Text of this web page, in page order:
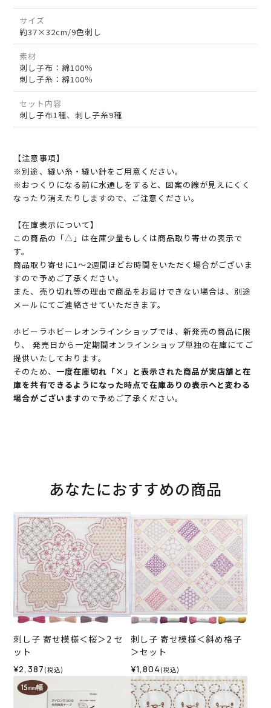
サイズ
約37×32cm/9色刺し
素材
刺し子布：綿100％
刺し子糸：綿100％
セット内容
刺し子布1種、刺し子糸9種
【注意事項】
※別途、縫い糸・縫い針をご用意ください。
※おつくりになる前に水通しをすると、図案の線が見えにくく
なったり消えたりしますので、ご注意ください。
【在庫表示について】
この商品の「△」は在庫少量もしくは商品取り寄せの表示で
す。
商品取り寄せに1～2週間ほどお時間をいただく場合がございま
すので予めご了承ください。
また、売り切れ等の理由で商品をお届けできない場合は、別途
メールにてご連絡させていただきます。
ホビーラホビーレオンラインショップでは、新発売の商品に限
り、 発売日から一定期間オンラインショップ単独の在庫にてご
提供いたしております。
そのため、 一度在庫切れ「×」と表示された商品が実店舗と在
庫を共有できるようになった時点で在庫ありの表示へと変わる
場合がございますので予めご了承ください。
あなたにおすすめの商品
刺し子 寄せ模様＜桜＞2 セ
ット
¥2,387 (税込)
刺し子 寄せ模様＜斜め格子
＞セット
¥1,804 (税込)